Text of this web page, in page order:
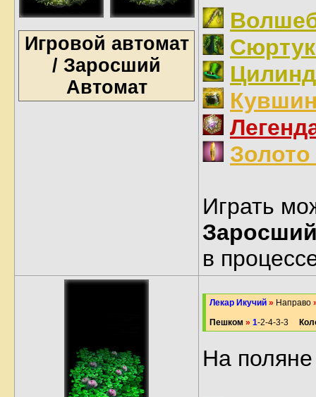
Игровой автомат
/ Заросший
Автомат
Играть
в
Лекар Икучий » Направо
Пешком » 1-2-4-3-3
На